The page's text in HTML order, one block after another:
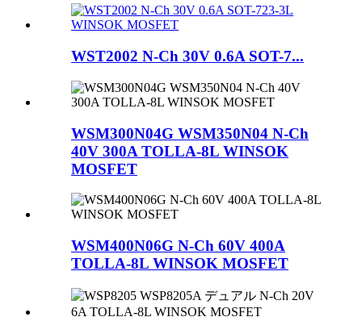
WST2002 N-Ch 30V 0.6A SOT-7...
WSM300N04G WSM350N04 N-Ch
40V 300A TOLLA-8L WINSOK
MOSFET
WSM400N06G N-Ch 60V 400A
TOLLA-8L WINSOK MOSFET